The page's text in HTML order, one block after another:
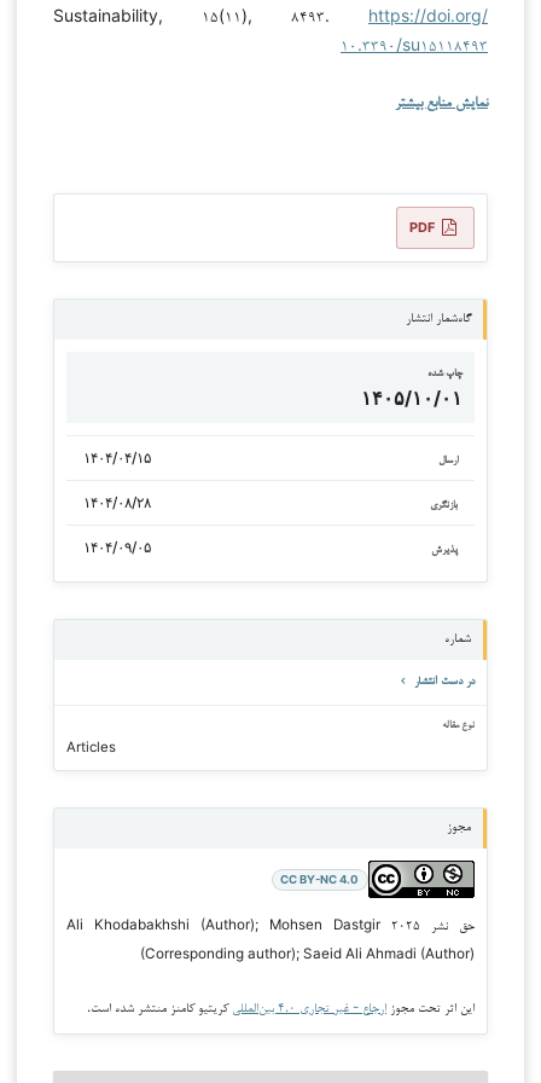
Sustainability, ۱۵(۱۱), ۸۴۹۳. https://doi.org/
۱۰.۳۳۹۰/su۱۵۱۱۸۴۹۳
نمایش منابع بیشتر
PDF
گاه‌شمار انتشار
چاپ شده
۱۴۰۵/۱۰/۰۱
ارسال ۱۴۰۴/۰۴/۱۵
بازنگری ۱۴۰۴/۰۸/۲۸
پذیرش ۱۴۰۴/۰۹/۰۵
شماره
در دست انتشار
نوع مقاله
Articles
مجوز
CC BY-NC 4.0
حق نشر ۲۰۲۵ Ali Khodabakhshi (Author); Mohsen Dastgir
(Corresponding author); Saeid Ali Ahmadi (Author)
این اثر تحت مجوز ارجاع - غیر تجاری ۴.۰ بین‌المللی کریتیو کامنز منتشر شده است.